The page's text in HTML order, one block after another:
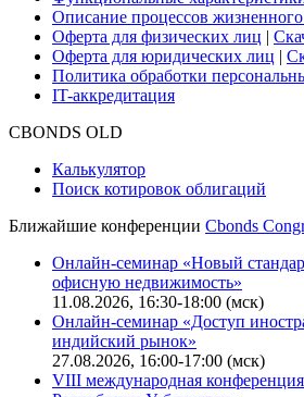
Описание процессов жизненного
Оферта для физических лиц |
Оферта для юридических лиц |
Политика обработки
IT-аккредитация
CBONDS OLD
Калькулятор
Поиск котировок облигаций
Ближайшие конференции Cbonds
Онлайн-семинар «Новый
офисную недвижимость»
11.08.2026, 16:30-18:00 (мск)
Онлайн-семинар «Доступ
индийский рынок»
27.08.2026, 16:00-17:00 (мск)
VIII международная